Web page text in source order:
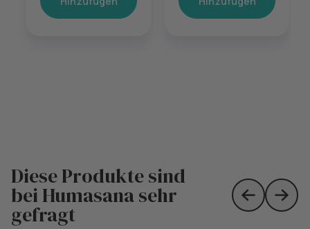
Diese Produkte sind
bei Humasana sehr
gefragt Skip toSkip